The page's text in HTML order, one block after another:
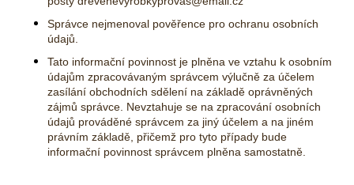
Správce nejmenoval pověřence pro ochranu osobních
údajů.
Tato informační povinnost je plněna ve vztahu k osobním
údajům zpracovávaným správcem výlučně za účelem
zasílání obchodních sdělení na základě oprávněných
zájmů správce. Nevztahuje se na zpracování osobních
údajů prováděné správcem za jiný účelem a na jiném
právním základě, přičemž pro tyto případy bude
informační povinnost správcem plněna samostatně.
KERAMICKÝ
PODŠÁLEK
JEMNÉ
KRÉMOVÉ
BARVĚ